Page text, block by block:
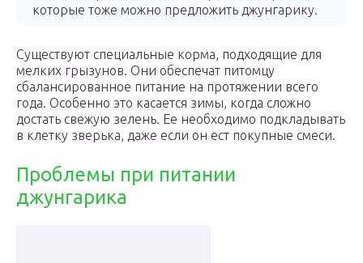
которые тоже можно предложить джунгарику.
Существуют специальные корма, подходящие для
мелких грызунов. Они обеспечат питомцу
сбалансированное питание на протяжении всего
года. Особенно это касается зимы, когда сложно
достать свежую зелень. Ее необходимо подкладывать
в клетку зверька, даже если он ест покупные смеси.
Проблемы при питании
джунгарика